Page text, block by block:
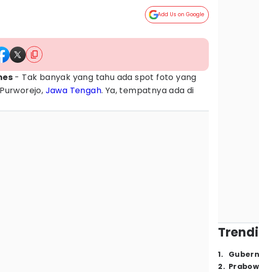
Add Us on Google
- Tak banyak yang tahu ada spot foto yang
Jawa Tengah. Ya, tempatnya ada di
1.
2.